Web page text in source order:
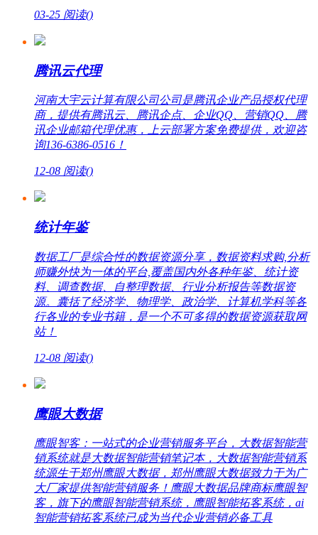
03-25 阅读()
腾讯云代理
河南大宇云计算有限公司公司是腾讯企业产品授权代理
商，提供有腾讯云、腾讯企点、企业QQ、营销QQ、腾
讯企业邮箱代理优惠，上云部署方案免费提供，欢迎咨
询136-6386-0516！
12-08 阅读()
统计年鉴
数据工厂是综合性的数据资源分享，数据资料求购,分析
师赚外快为一体的平台,覆盖国内外各种年鉴、统计资
料、调查数据、自整理数据、行业分析报告等数据资
源。囊括了经济学、物理学、政治学、计算机学科等各
行各业的专业书籍，是一个不可多得的数据资源获取网
站！
12-08 阅读()
鹰眼大数据
鹰眼智客：一站式的企业营销服务平台，大数据智能营
销系统就是大数据智能营销笔记本，大数据智能营销系
统源生于郑州鹰眼大数据，郑州鹰眼大数据致力于为广
大厂家提供智能营销服务！鹰眼大数据品牌商标鹰眼智
客，旗下的鹰眼智能营销系统，鹰眼智能拓客系统，ai
智能营销拓客系统已成为当代企业营销必备工具